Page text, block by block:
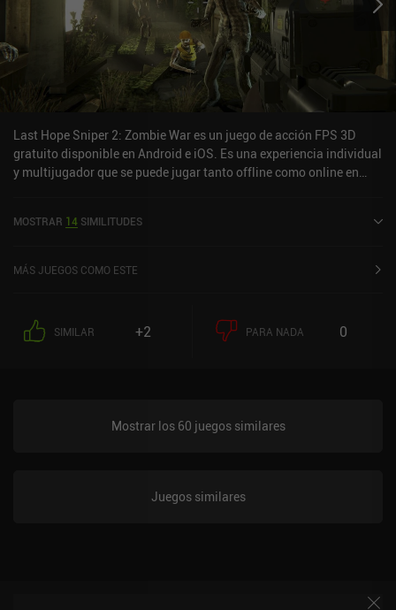
Last Hope Sniper 2: Zombie War es un juego de acción FPS 3D
gratuito disponible en Android e iOS. Es una experiencia individual
y multijugador que se puede jugar tanto offline como online en
en Google Play y de 4,6 sobre 5,0 en la App Store de iOS.
MOSTRAR 14 SIMILITUDES
MÁS JUEGOS COMO ESTE
SIMILAR +2 PARA NADA 0
Mostrar los 60 juegos similares
Juegos similares